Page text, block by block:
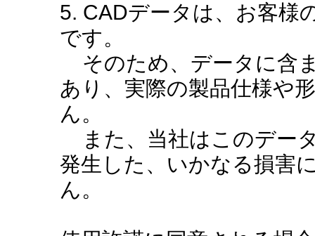
5. CADデータは、お客様
です。
そのため、データに含
あり、実際の製品仕様や
ん。
また、当社はこのデー
発生した、いかなる損害
ん。